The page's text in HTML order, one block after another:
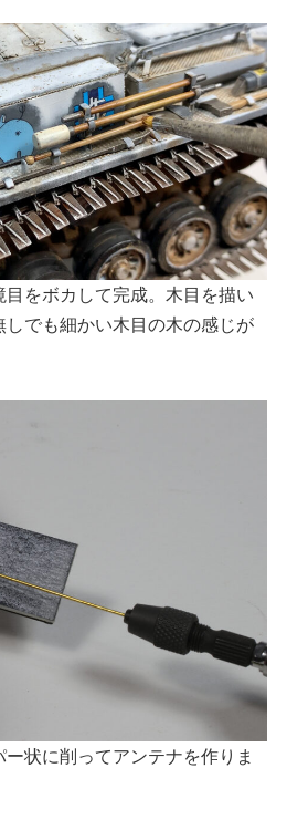
をボカして完成。木目を描い
でも細かい木目の木の感じが
状に削ってアンテナを作りま